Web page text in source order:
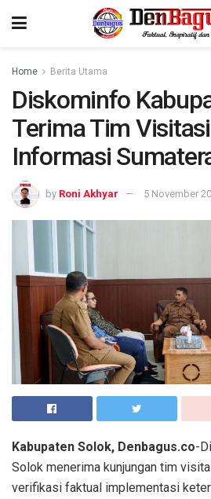
Home Berita Utama
Diskominfo
Terima Tim
Informasi
by Roni Akhyar 5 November
Kabupaten Solok, Denbagus.co-
Solok menerima kunjungan tim
verifikasi faktual implementasi